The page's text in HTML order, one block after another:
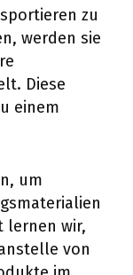
zu
werden sie
Diese
einem
um
lernen wir,
von